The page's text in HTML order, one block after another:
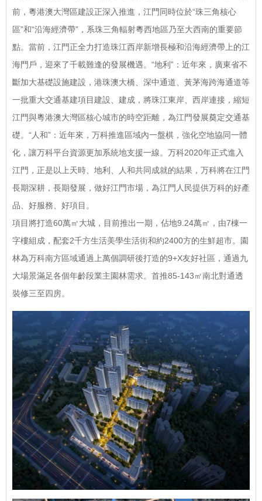
前，粵港澳大灣區建設正深入推進，江門同時位於“珠三角核心
區”和“沿海經濟帶”，系珠三角輻射粵西地區乃至大西南的重要節
點。當前，江門正全力打造珠江西岸新增長極和沿海經濟帶上的江
海門戶，迎來了千載難逢的發展機遇。“地利”：近年來，廣東省不
斷加大基礎設施建設，港珠澳大橋、深中通道、黃茅海跨海通道等
一批重大交通基建項目建設、建成，將珠江東岸、西岸連接，縮短
江門與粵港澳大灣區核心城市的時空距離，為江門發展奠定交通基
礎。“人和”：近年來，万科推進區域內一盤棋，強化空地協同一體
化，讓万科平台資源更加系統地支援一線。万科2020年正式進入
江門，正是以上天時、地利、人和共同成就的結果，万科將在江門
長期深耕，長期發展，做好江門市場，為江門人民提供万科的好產
品、好服務、好項目。
項目將打造60萬㎡大城，目前推出一期，佔地9.24萬㎡，由7棟一
字樓組成，配套2千方生活美學生活街和約2400方的生鮮超市。園
林為万科南方區域通過上萬個調研後打造的9+X友好社區，通過九
大場景滿足各個年齡段業主園林需求。首推85-143㎡南北對通透
裝修三至四房。